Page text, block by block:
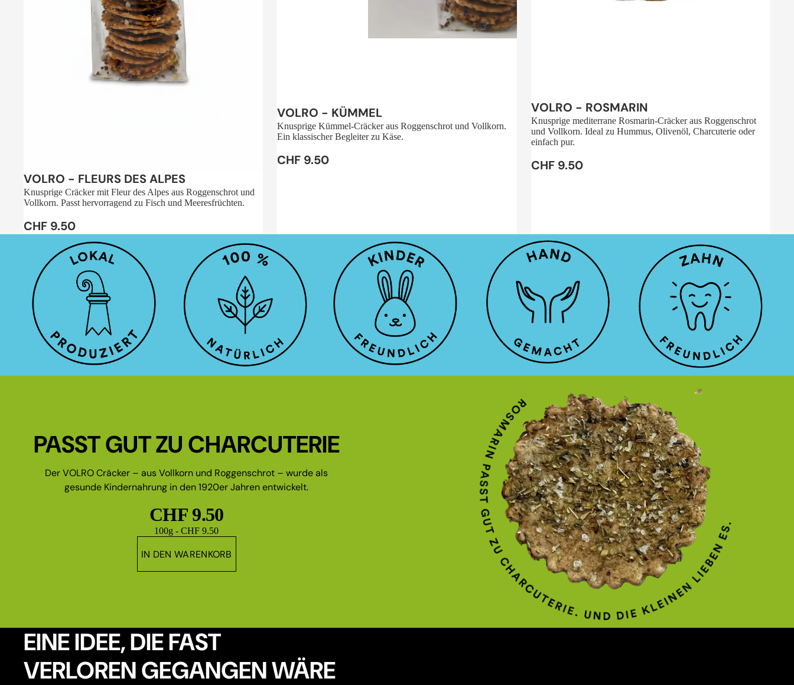
Sale
VOLRO - FLEURS DES ALPES
Knusprige Cräcker mit Fleur des Alpes aus Roggenschrot und
Vollkorn. Passt hervorragend zu Fisch und Meeresfrüchten.
CHF 9.50
VOLRO - KÜMMEL
Knusprige Kümmel-Cräcker aus Roggenschrot und Vollkorn.
Ein klassischer Begleiter zu Käse.
CHF 9.50
VOLRO - ROSMARIN
Knusprige mediterrane Rosmarin-Cräcker aus Roggenschrot
und Vollkorn. Ideal zu Hummus, Olivenöl, Charcuterie oder
einfach pur.
CHF 9.50
PASST GUT ZU CHARCUTERIE
Der VOLRO Cräcker – aus Vollkorn und Roggenschrot – wurde als
gesunde Kindernahrung in den 1920er Jahren entwickelt.
CHF 9.50
Grundpreis
100g - CHF 9.50
IN DEN WARENKORB
EINE IDEE, DIE FAST
VERLOREN GEGANGEN WÄRE